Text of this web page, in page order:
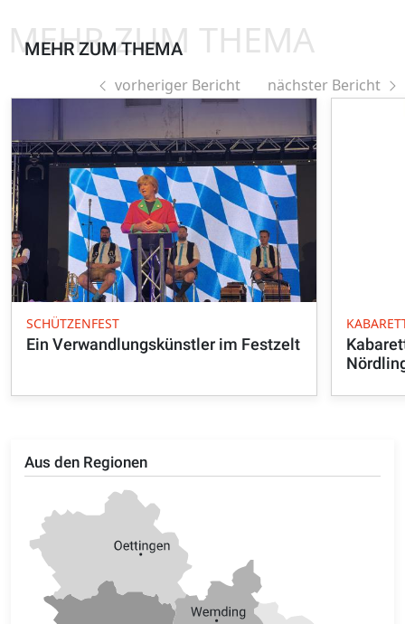
Aus den Regionen
MEHR ZUM THEMA
MEHR ZUM THEMA
vorheriger Bericht nächster Bericht
SCHÜTZENFEST
Ein Verwandlungskünstler im Festzelt